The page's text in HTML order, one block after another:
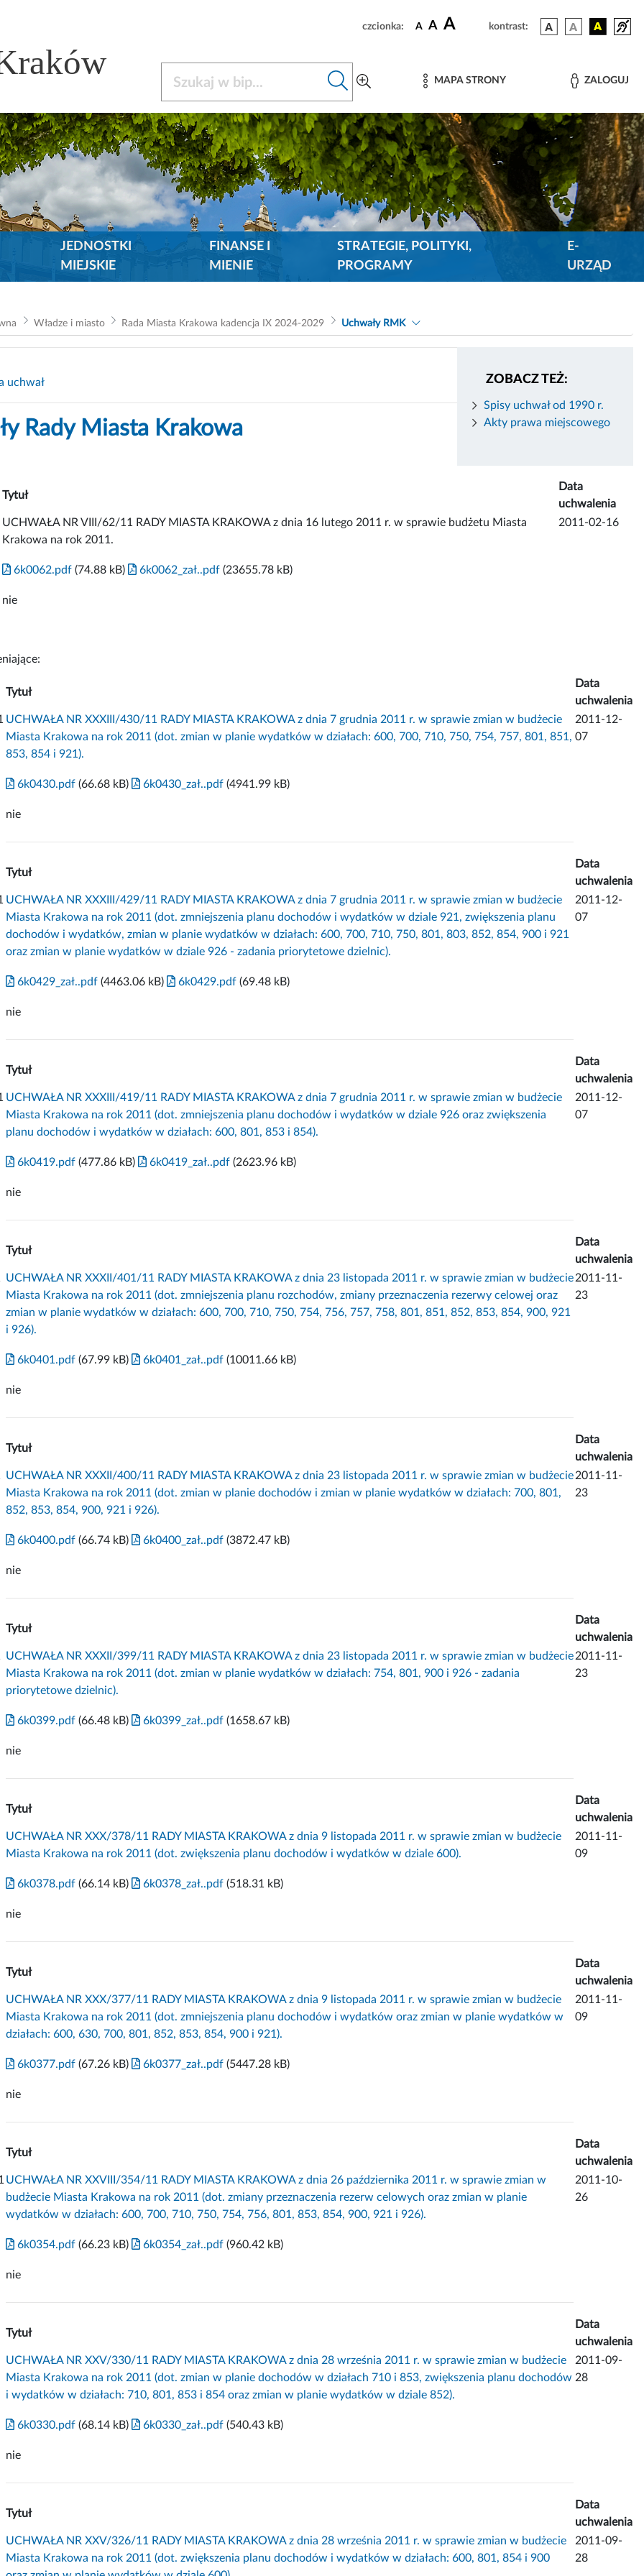
czcionka: A A A kontrast:
MAPA STRONY ZALOGUJ
JEDNOSTKI
MIEJSKIE
FINANSE I
MIENIE
STRATEGIE, POLITYKI,
PROGRAMY
E-
URZĄD
Władze i miasto Rada Miasta Krakowa kadencja IX 2024-2029 Uchwały RMK
ZOBACZ TEŻ:
Spisy uchwał od 1990 r.
Akty prawa miejscowego
uchwał
Rady Miasta Krakowa
Tytuł
Data
uchwalenia
UCHWAŁA NR VIII/62/11 RADY MIASTA KRAKOWA z dnia 16 lutego 2011 r. w sprawie budżetu Miasta
Krakowa na rok 2011.
2011-02-16
6k0062.pdf (74.88 kB) 6k0062_zał..pdf (23655.78 kB)
nie
Tytuł
Data
uchwalenia
UCHWAŁA NR XXXIII/430/11 RADY MIASTA KRAKOWA z dnia 7 grudnia 2011 r. w sprawie zmian w budżecie
Miasta Krakowa na rok 2011 (dot. zmian w planie wydatków w działach: 600, 700, 710, 750, 754, 757, 801, 851,
853, 854 i 921).
2011-12-
07
6k0430.pdf (66.68 kB) 6k0430_zał..pdf (4941.99 kB)
nie
Tytuł
Data
uchwalenia
UCHWAŁA NR XXXIII/429/11 RADY MIASTA KRAKOWA z dnia 7 grudnia 2011 r. w sprawie zmian w budżecie
Miasta Krakowa na rok 2011 (dot. zmniejszenia planu dochodów i wydatków w dziale 921, zwiększenia planu
dochodów i wydatków, zmian w planie wydatków w działach: 600, 700, 710, 750, 801, 803, 852, 854, 900 i 921
oraz zmian w planie wydatków w dziale 926 - zadania priorytetowe dzielnic).
2011-12-
07
6k0429_zał..pdf (4463.06 kB) 6k0429.pdf (69.48 kB)
nie
Tytuł
Data
uchwalenia
UCHWAŁA NR XXXIII/419/11 RADY MIASTA KRAKOWA z dnia 7 grudnia 2011 r. w sprawie zmian w budżecie
Miasta Krakowa na rok 2011 (dot. zmniejszenia planu dochodów i wydatków w dziale 926 oraz zwiększenia
planu dochodów i wydatków w działach: 600, 801, 853 i 854).
2011-12-
07
6k0419.pdf (477.86 kB) 6k0419_zał..pdf (2623.96 kB)
nie
Tytuł
Data
uchwalenia
UCHWAŁA NR XXXII/401/11 RADY MIASTA KRAKOWA z dnia 23 listopada 2011 r. w sprawie zmian w budżecie
Miasta Krakowa na rok 2011 (dot. zmniejszenia planu rozchodów, zmiany przeznaczenia rezerwy celowej oraz
zmian w planie wydatków w działach: 600, 700, 710, 750, 754, 756, 757, 758, 801, 851, 852, 853, 854, 900, 921
i 926).
2011-11-
23
6k0401.pdf (67.99 kB) 6k0401_zał..pdf (10011.66 kB)
nie
Tytuł
Data
uchwalenia
UCHWAŁA NR XXXII/400/11 RADY MIASTA KRAKOWA z dnia 23 listopada 2011 r. w sprawie zmian w budżecie
Miasta Krakowa na rok 2011 (dot. zmian w planie dochodów i zmian w planie wydatków w działach: 700, 801,
852, 853, 854, 900, 921 i 926).
2011-11-
23
6k0400.pdf (66.74 kB) 6k0400_zał..pdf (3872.47 kB)
nie
Tytuł
Data
uchwalenia
UCHWAŁA NR XXXII/399/11 RADY MIASTA KRAKOWA z dnia 23 listopada 2011 r. w sprawie zmian w budżecie
Miasta Krakowa na rok 2011 (dot. zmian w planie wydatków w działach: 754, 801, 900 i 926 - zadania
priorytetowe dzielnic).
2011-11-
23
6k0399.pdf (66.48 kB) 6k0399_zał..pdf (1658.67 kB)
nie
Tytuł
Data
uchwalenia
UCHWAŁA NR XXX/378/11 RADY MIASTA KRAKOWA z dnia 9 listopada 2011 r. w sprawie zmian w budżecie
Miasta Krakowa na rok 2011 (dot. zwiększenia planu dochodów i wydatków w dziale 600).
2011-11-
09
6k0378.pdf (66.14 kB) 6k0378_zał..pdf (518.31 kB)
nie
Tytuł
Data
uchwalenia
UCHWAŁA NR XXX/377/11 RADY MIASTA KRAKOWA z dnia 9 listopada 2011 r. w sprawie zmian w budżecie
Miasta Krakowa na rok 2011 (dot. zmniejszenia planu dochodów i wydatków oraz zmian w planie wydatków w
działach: 600, 630, 700, 801, 852, 853, 854, 900 i 921).
2011-11-
09
6k0377.pdf (67.26 kB) 6k0377_zał..pdf (5447.28 kB)
nie
Tytuł
Data
uchwalenia
UCHWAŁA NR XXVIII/354/11 RADY MIASTA KRAKOWA z dnia 26 października 2011 r. w sprawie zmian w
budżecie Miasta Krakowa na rok 2011 (dot. zmiany przeznaczenia rezerw celowych oraz zmian w planie
wydatków w działach: 600, 700, 710, 750, 754, 756, 801, 853, 854, 900, 921 i 926).
2011-10-
26
6k0354.pdf (66.23 kB) 6k0354_zał..pdf (960.42 kB)
nie
Tytuł
Data
uchwalenia
UCHWAŁA NR XXV/330/11 RADY MIASTA KRAKOWA z dnia 28 września 2011 r. w sprawie zmian w budżecie
Miasta Krakowa na rok 2011 (dot. zmian w planie dochodów w działach 710 i 853, zwiększenia planu dochodów
i wydatków w działach: 710, 801, 853 i 854 oraz zmian w planie wydatków w dziale 852).
2011-09-
28
6k0330.pdf (68.14 kB) 6k0330_zał..pdf (540.43 kB)
nie
Tytuł
Data
uchwalenia
UCHWAŁA NR XXV/326/11 RADY MIASTA KRAKOWA z dnia 28 września 2011 r. w sprawie zmian w budżecie
Miasta Krakowa na rok 2011 (dot. zwiększenia planu dochodów i wydatków w działach: 600, 801, 854 i 900
2011-09-
28